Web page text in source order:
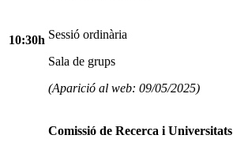
10:30h Sessió ordinària
Sala de grups
(Aparició al web: 09/05/2025)
Comissió de Recerca i Universitats